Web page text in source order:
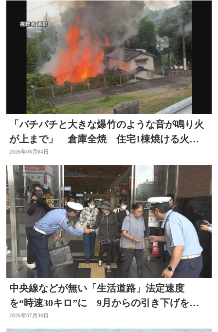
「バチバチと大きな爆竹のような音が鳴り火
が上まで」 倉庫全焼 住宅1棟焼ける火
事 大分
2026年08月04日
中央線などが無い「生活道路」法定速度
を“時速30キロ”に 9月からの引き下げを前
に警察官が街頭啓発
2026年07月30日